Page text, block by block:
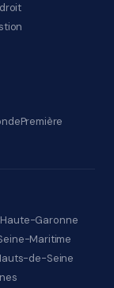
Première
Haute-Garonne
Maritime
de-Seine